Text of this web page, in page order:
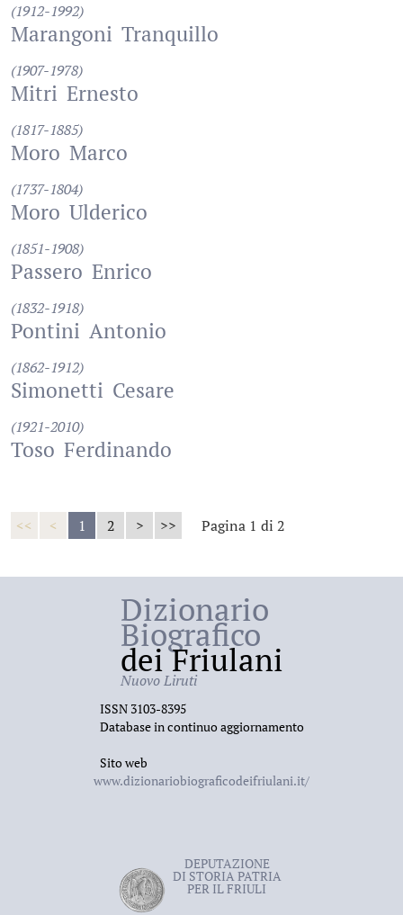
(1912-1992)
Marangoni Tranquillo
(1907-1978)
Mitri Ernesto
(1817-1885)
Moro Marco
(1737-1804)
Moro Ulderico
(1851-1908)
Passero Enrico
(1832-1918)
Pontini Antonio
(1862-1912)
Simonetti Cesare
(1921-2010)
Toso Ferdinando
<< < 1 2 > >> Pagina 1 di 2
Dizionario
Biografico
dei Friulani
Nuovo Liruti
ISSN 3103-8395
Database in continuo aggiornamento
Sito web
www.dizionariobiograficodeifriulani.it/
DEPUTAZIONE
DI STORIA PATRIA
PER IL FRIULI